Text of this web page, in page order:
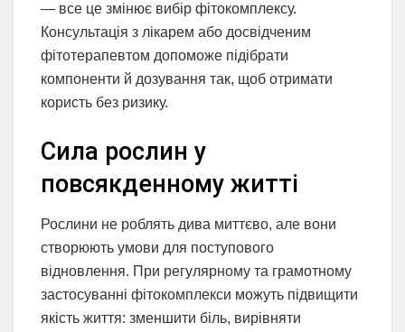
— все це змінює вибір фітокомплексу.
Консультація з лікарем або досвідченим
фітотерапевтом допоможе підібрати
компоненти й дозування так, щоб отримати
користь без ризику.
Сила рослин у
повсякденному житті
Рослини не роблять дива миттєво, але вони
створюють умови для поступового
відновлення. При регулярному та грамотному
застосуванні фітокомплекси можуть підвищити
якість життя: зменшити біль, вирівняти